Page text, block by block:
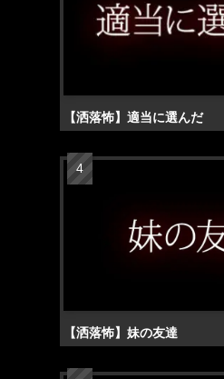
【洒落怖】適当に選んだ
【洒落怖】妹の友達